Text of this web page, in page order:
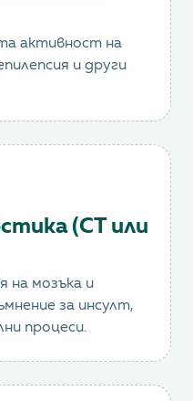
активност на
и други
(CT или
на мозъка и
за инсулт,
процеси.